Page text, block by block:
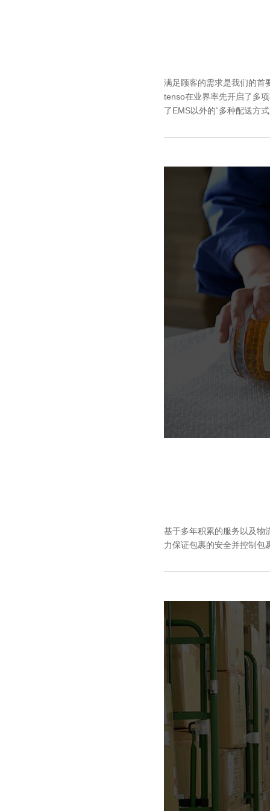
满足顾客的需求是我们的首
tenso在业界率先开启了多
了EMS以外的“多种配送方
基于多年积累的服务以及物
力保证包裹的安全并控制包